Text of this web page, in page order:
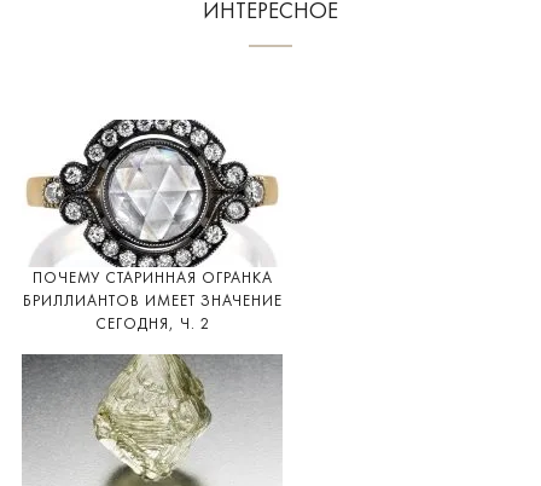
ИНТЕРЕСНОЕ
ПОЧЕМУ СТАРИННАЯ ОГРАНКА
БРИЛЛИАНТОВ ИМЕЕТ ЗНАЧЕНИЕ
СЕГОДНЯ, Ч. 2